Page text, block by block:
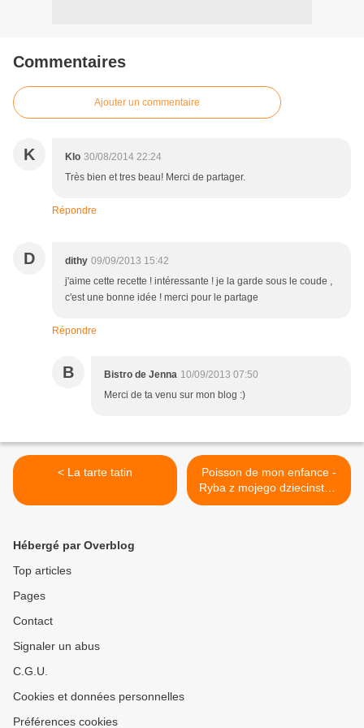
Commentaires
Ajouter un commentaire
K Klo 30/08/2014 22:24
Très bien et tres beau! Merci de partager.
Répondre
D dithy 09/09/2013 15:42
j'aime cette recette ! intéressante ! je la garde sous le coude ,
c'est une bonne idée ! merci pour le partage
Répondre
B Bistro de Jenna 10/09/2013 07:50
Merci de ta venu sur mon blog :)
< La tarte tatin
Poisson de mon enfance -
Ryba z mojego dziecinstwa
>
Hébergé par Overblog
Top articles
Pages
Contact
Signaler un abus
C.G.U.
Cookies et données personnelles
Préférences cookies